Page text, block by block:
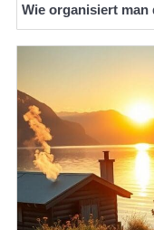
Wie organisiert